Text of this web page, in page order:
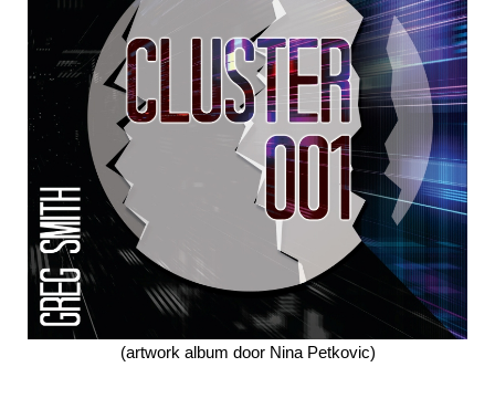
(artwork album door Nina Petkovic)